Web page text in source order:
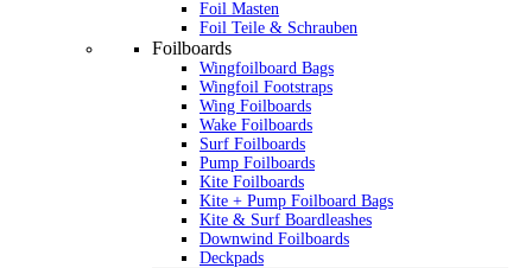
Foil Masten
Foil Teile & Schrauben
Foilboards
Wingfoilboard Bags
Wingfoil Footstraps
Wing Foilboards
Wake Foilboards
Surf Foilboards
Pump Foilboards
Kite Foilboards
Kite + Pump Foilboard Bags
Kite & Surf Boardleashes
Downwind Foilboards
Deckpads